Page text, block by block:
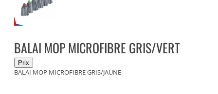
BALAI MOP MICROFIBRE GRIS/VERT
BALAI MOP MICROFIBRE GRIS/JAUNE